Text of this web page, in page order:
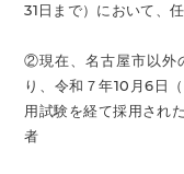
31日まで）において、
②現在、名古屋市以外
り、令和７年10月6日
用試験を経て採用され
者